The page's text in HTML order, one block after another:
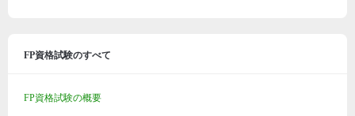
FP資格試験のすべて
FP資格試験の概要